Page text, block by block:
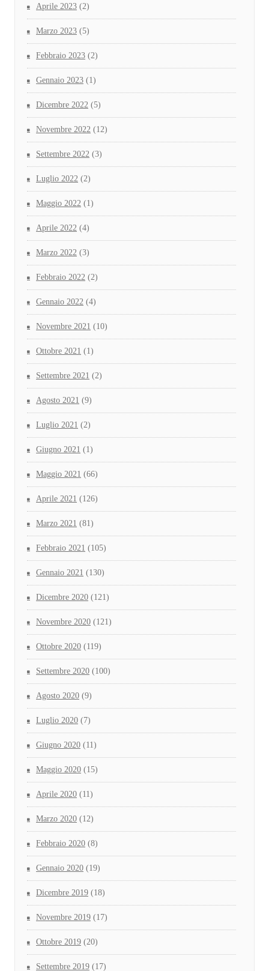
Aprile 2023 (2)
Marzo 2023 (5)
Febbraio 2023 (2)
Gennaio 2023 (1)
Dicembre 2022 (5)
Novembre 2022 (12)
Settembre 2022 (3)
Luglio 2022 (2)
Maggio 2022 (1)
Aprile 2022 (4)
Marzo 2022 (3)
Febbraio 2022 (2)
Gennaio 2022 (4)
Novembre 2021 (10)
Ottobre 2021 (1)
Settembre 2021 (2)
Agosto 2021 (9)
Luglio 2021 (2)
Giugno 2021 (1)
Maggio 2021 (66)
Aprile 2021 (126)
Marzo 2021 (81)
Febbraio 2021 (105)
Gennaio 2021 (130)
Dicembre 2020 (121)
Novembre 2020 (121)
Ottobre 2020 (119)
Settembre 2020 (100)
Agosto 2020 (9)
Luglio 2020 (7)
Giugno 2020 (11)
Maggio 2020 (15)
Aprile 2020 (11)
Marzo 2020 (12)
Febbraio 2020 (8)
Gennaio 2020 (19)
Dicembre 2019 (18)
Novembre 2019 (17)
Ottobre 2019 (20)
Settembre 2019 (17)